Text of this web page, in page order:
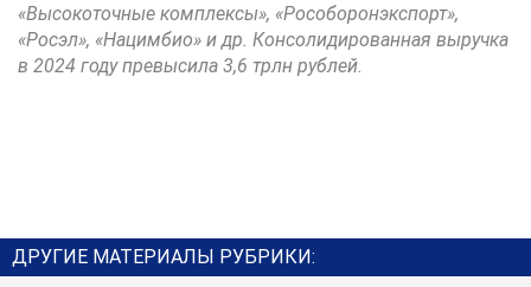
«Высокоточные комплексы», «Рособоронэкспорт»,
«Росэл», «Нацимбио» и др. Консолидированная выручка
в 2024 году превысила 3,6 трлн рублей.
ДРУГИЕ МАТЕРИАЛЫ РУБРИКИ: